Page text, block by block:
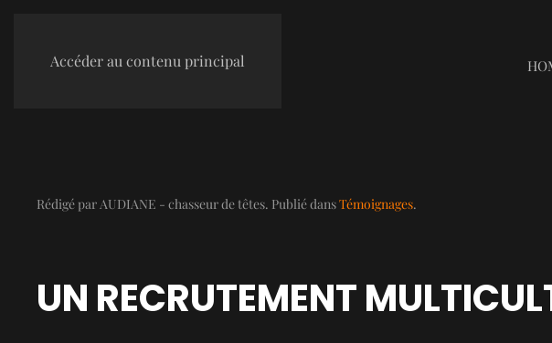
Accéder au contenu principal
Rédigé par AUDIANE - chasseur de têtes. Publié dansTémoignages.
UN RECRUTEMENT